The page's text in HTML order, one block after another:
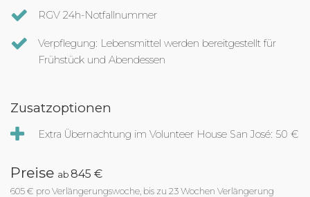
RGV 24h-Notfallnummer
Verpflegung: Lebensmittel werden bereitgestellt für
Frühstück und Abendessen
Zusatzoptionen
Extra Übernachtung im Volunteer House San José: 50 €
Preise ab845 €
605 € pro Verlängerungswoche, bis zu 23 Wochen Verlängerung